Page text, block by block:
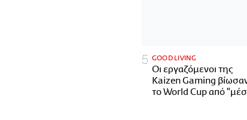
GOOD LIVING
Οι εργαζόμενοι της
Kaizen Gaming
το World Cup από